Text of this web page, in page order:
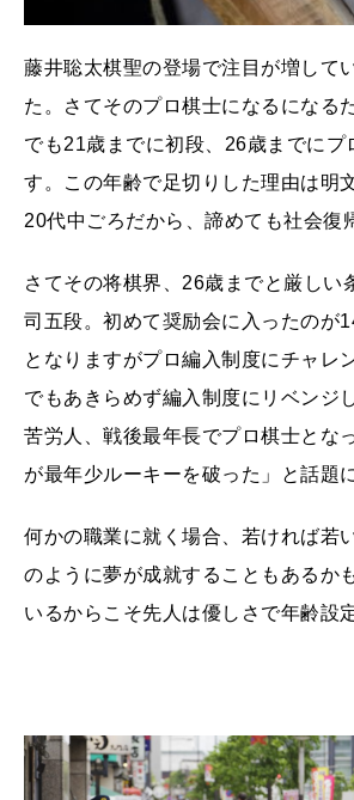
藤井聡太棋聖の登場で注目が増して
た。さてそのプロ棋士になるになる
でも21歳までに初段、26歳までに
す。この年齢で足切りした理由は明
20代中ごろだから、諦めても社会復
さてその将棋界、26歳までと厳し
司五段。初めて奨励会に入ったのが
となりますがプロ編入制度にチャレ
でもあきらめず編入制度にリベンジ
苦労人、戦後最年長でプロ棋士とな
が最年少ルーキーを破った」と話題
何かの職業に就く場合、若ければ若
のように夢が成就することもあるか
いるからこそ先人は優しさで年齢設